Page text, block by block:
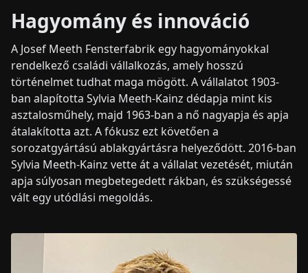
Hagyomány és innováció
A Josef Meeth Fensterfabrik egy hagyományokkal
rendelkező családi vállalkozás, amely hosszú
történelmet tudhat maga mögött. A vállalatot 1903-
ban alapította Sylvia Meeth-Kainz dédapja mint kis
asztalosműhely, majd 1963-ban a nő nagyapja és apja
átalakította azt. A fókusz ezt követően a
sorozatgyártású ablakgyártásra helyeződött. 2016-ban
Sylvia Meeth-Kainz vette át a vállalat vezetését, miután
apja súlyosan megbetegedett rákban, és szükségessé
vált egy utódlási megoldás.